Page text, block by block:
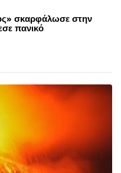
σκαρφάλωσε στην
πανικό